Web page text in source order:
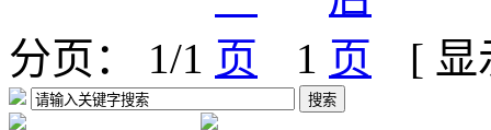
分页： 1/1 1 [